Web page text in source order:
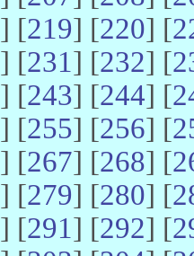
] [219] [220] [
] [231] [232] [
] [243] [244] [
] [255] [256] [
] [267] [268] [
] [279] [280] [
] [291] [292] [